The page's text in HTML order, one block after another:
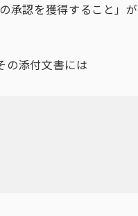
承認を獲得すること」が
の添付文書には